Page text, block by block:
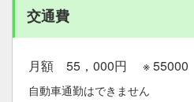
交通費
月額 55，000円 ※ 55000
自動車通勤はできません